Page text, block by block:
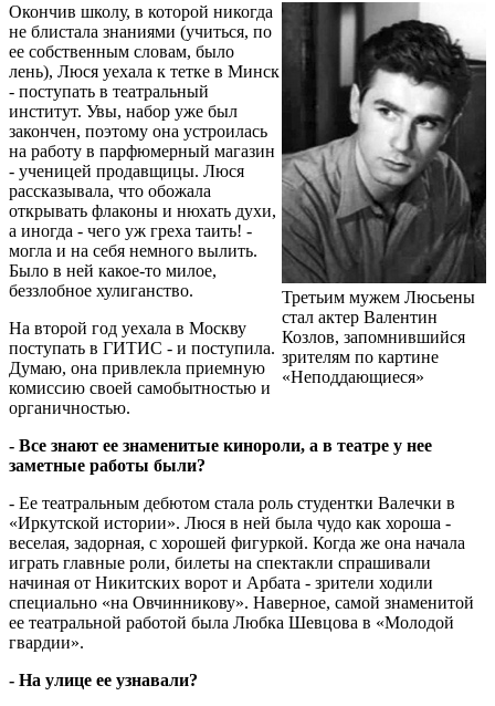
Третьим мужем Люсьены
стал актер Валентин
Козлов, запомнившийся
зрителям по картине
«Неподдающиеся»
Окончив школу, в которой никогда
не блистала знаниями (учиться, по
ее собственным словам, было
лень), Люся уехала к тетке в Минск
- поступать в театральный
институт. Увы, набор уже был
закончен, поэтому она устроилась
на работу в парфюмерный магазин
- ученицей продавщицы. Люся
рассказывала, что обожала
открывать флаконы и нюхать духи,
а иногда - чего уж греха таить! -
могла и на себя немного вылить.
Было в ней какое-то милое,
беззлобное хулиганство.
На второй год уехала в Москву
поступать в ГИТИС - и поступила.
Думаю, она привлекла приемную
комиссию своей самобытностью и
органичностью.
- Все знают ее знаменитые кинороли, а в театре у нее
заметные работы были?
- Ее театральным дебютом стала роль студентки Валечки в
«Иркутской истории». Люся в ней была чудо как хороша -
веселая, задорная, с хорошей фигуркой. Когда же она начала
играть главные роли, билеты на спектакли спрашивали
начиная от Никитских ворот и Арбата - зрители ходили
специально «на Овчинникову». Наверное, самой знаменитой
ее театральной работой была Любка Шевцова в «Молодой
гвардии».
- На улице ее узнавали?